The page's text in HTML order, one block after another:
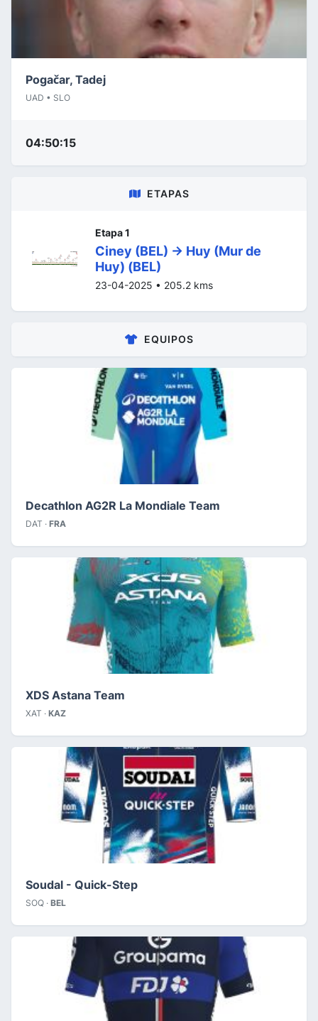
Pogačar, Tadej
UAD • SLO
04:50:15
ETAPAS
Etapa 1
Ciney (BEL) -> Huy (Mur de
Huy) (BEL)
23-04-2025 • 205.2 kms
EQUIPOS
Decathlon AG2R La Mondiale Team
DAT · FRA
XDS Astana Team
XAT · KAZ
Soudal - Quick-Step
SOQ · BEL